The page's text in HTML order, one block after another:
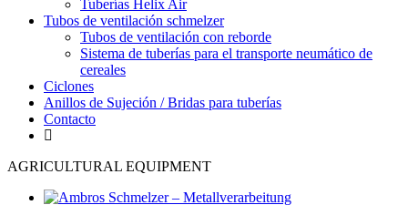
Tuberías Helix Air
Tubos de ventilación schmelzer
Tubos de ventilación con reborde
Sistema de tuberías para el transporte neumático de
cereales
Ciclones
Anillos de Sujeción / Bridas para tuberías
Contacto
AGRICULTURAL EQUIPMENT